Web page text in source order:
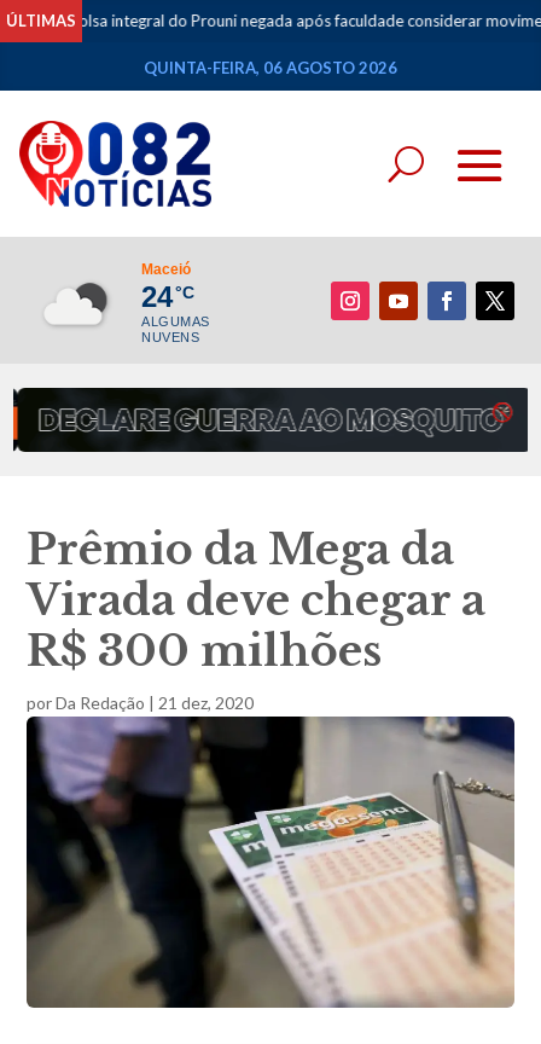
ÚLTIMAS
integral do Prouni negada após faculdade considerar movimentações de
QUINTA-FEIRA, 06 AGOSTO 2026
Maceió
24°C
ALGUMAS
NUVENS
Prêmio da Mega da
Virada deve chegar a
R$ 300 milhões
porDa Redação | 21 dez, 2020